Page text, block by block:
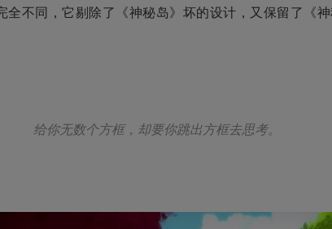
全不同，它剔除了《神秘岛》坏的设计，又保留了《
给你无数个方框，却要你跳出方框去思考。